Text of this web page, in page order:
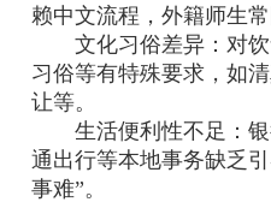
赖中文流程，外籍师生
文化习俗差异：对饮
习俗等有特殊要求，如
让等。
生活便利性不足：银
通出行等本地事务缺乏
事难”。